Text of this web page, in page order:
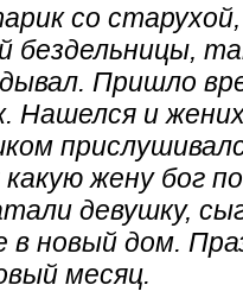
со
бездельницы,
Пришло
Нашелся и
какую жену бог
девушку,
в новый дом.
месяц.